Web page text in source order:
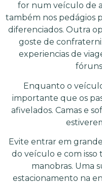
for num veículo de
também nos pedágios
diferenciados. Outra
goste de
experiencias de
Enquanto o
importante que os
afivelados. Camas e
Evite entrar em
do veículo e com
manobras. Uma
estacionamento na